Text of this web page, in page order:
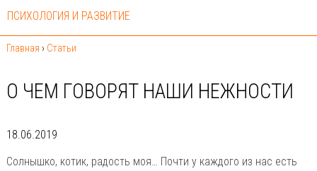
ПСИХОЛОГИЯ И РАЗВИТИЕ
Главная › Статьи
О ЧЕМ ГОВОРЯТ НАШИ НЕЖНОСТИ
18.06.2019
Солнышко, котик, радость моя… Почти у каждого из нас есть